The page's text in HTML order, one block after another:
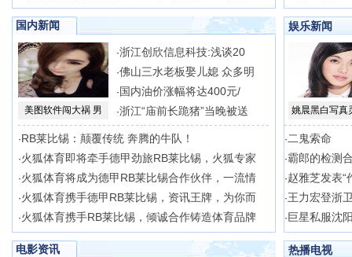
国内新闻
美图软件闯大祸 男
·浙江创欣信息科技:浅谈20
·佛山三水老板娶儿媳 众多明
· 国内油价涨幅将达400元/
·浙江“庙前长跪猪”当晚被送
·RB莱比锡：颠覆传统 奔腾的牛队！
·火狐体育即将牵手德甲劲旅RB莱比锡，火狐专家
·火狐体育将成为德甲RB莱比锡合作伙伴，一流情
·火狐体育携手德甲RB莱比锡，资讯王牌，为你而
·火狐体育携手RB莱比锡，倾诚合作铸造体育品牌
娱乐新闻
姚晨黑白写真
· 二鬼索命
·霸郎的检测
·赵雅芝发表“
·王力宏登浙
·巨星私服沈
电影资讯 热播电视